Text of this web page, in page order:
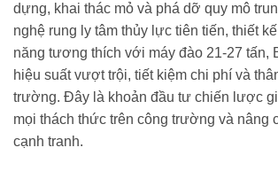
dựng, khai thác mỏ và phá dỡ quy mô
nghệ rung ly tâm thủy lực tiên tiến, thiết
năng tương thích với máy đào 21-27 tấn,
hiệu suất vượt trội, tiết kiệm chi phí và
trường. Đây là khoản đầu tư chiến lược
mọi thách thức trên công trường và nâng
cạnh tranh.